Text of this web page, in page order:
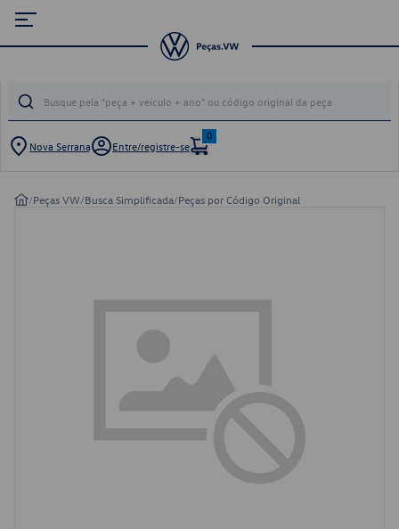
Nova Serrana Entre/registre-se
0
/Peças VW/Busca Simplificada/Peças por Código Original